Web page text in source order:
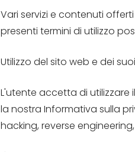
Vari servizi e contenuti
presenti termini di utilizzo
Utilizzo del sito web e dei
L'utente accetta di utilizzare
la nostra Informativa sulla
hacking, reverse